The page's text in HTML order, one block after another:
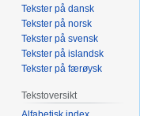
Tekster på dansk
Tekster på norsk
Tekster på svensk
Tekster på islandsk
Tekster på færøysk
Tekstoversikt